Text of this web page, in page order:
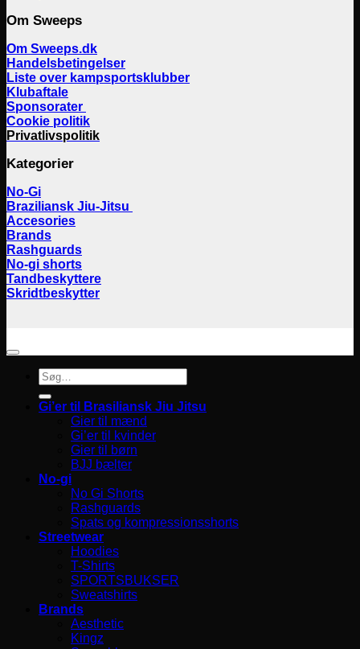
Om Sweeps
Om Sweeps.dk
Handelsbetingelser
Liste over kampsportsklubber
Klubaftale
Sponsorater
Cookie politik
Privatlivspolitik
Kategorier
No-Gi
Braziliansk Jiu-Jitsu
Accesories
Brands
Rashguards
No-gi shorts
Tandbeskyttere
Skridtbeskytter
Søg
efter:
Gi’er til Brasiliansk Jiu Jitsu
Gier til mænd
Gi’er til kvinder
Gier til børn
BJJ bælter
No-gi
No Gi Shorts
Rashguards
Spats og kompressionsshorts
Streetwear
Hoodies
T-Shirts
SPORTSBUKSER
Sweatshirts
Brands
Aesthetic
Kingz